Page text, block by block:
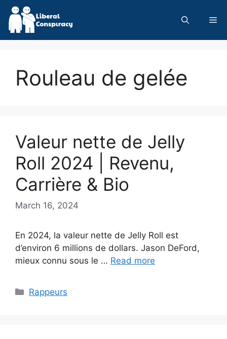
Skip
content
Rouleau de gelée
Valeur nette de Jelly
Roll 2024 | Revenu,
Carrière & Bio
March 16, 2024
En 2024, la valeur nette de Jelly Roll est
d’environ 6 millions de dollars. Jason DeFord,
mieux connu sous le … Read more
Categories
Rappeurs